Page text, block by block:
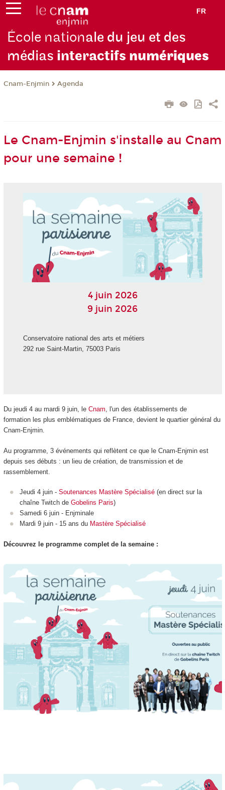
FR
École nationale du jeu et des
médias interactifs numériques
Cnam-Enjmin Agenda
Le Cnam-Enjmin s'installe au Cnam
pour une semaine !
4 juin 2026
9 juin 2026
Conservatoire national des arts et métiers
292 rue Saint-Martin, 75003 Paris
Du jeudi 4 au mardi 9 juin, le Cnam, l'un des établissements de
formation les plus emblématiques de France, devient le quartier général du
Cnam-Enjmin.
Au programme, 3 événements qui reflètent ce que le Cnam-Enjmin est
depuis ses débuts : un lieu de création, de transmission et de
rassemblement.
Jeudi 4 juin - Soutenances Mastère Spécialisé (en direct sur la
chaîne Twitch de Gobelins Paris)
Samedi 6 juin - Enjminale
Mardi 9 juin - 15 ans du Mastère Spécialisé
Découvrez le programme complet de la semaine :